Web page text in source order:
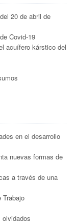
20 de abril de
Covid-19
acuífero kárstico del
en el desarrollo
nuevas formas de
a través de una
Trabajo
olvidados